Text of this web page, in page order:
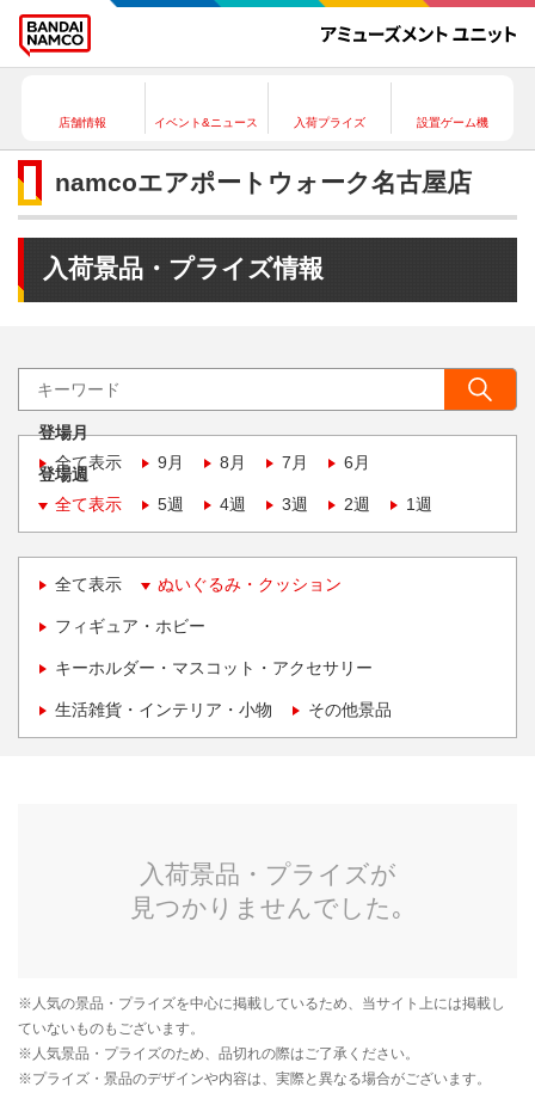
店舗情報 イベント&ニュース 入荷プライズ 設置ゲーム機
namcoエアポートウォーク名古屋店
入荷景品・プライズ情報
登場月
全て表示
9月 8月 7月 6月
登場週
全て表示
5週 4週 3週 2週 1週
全て表示 ぬいぐるみ・クッション
フィギュア・ホビー
キーホルダー・マスコット・アクセサリー
生活雑貨・インテリア・小物 その他景品